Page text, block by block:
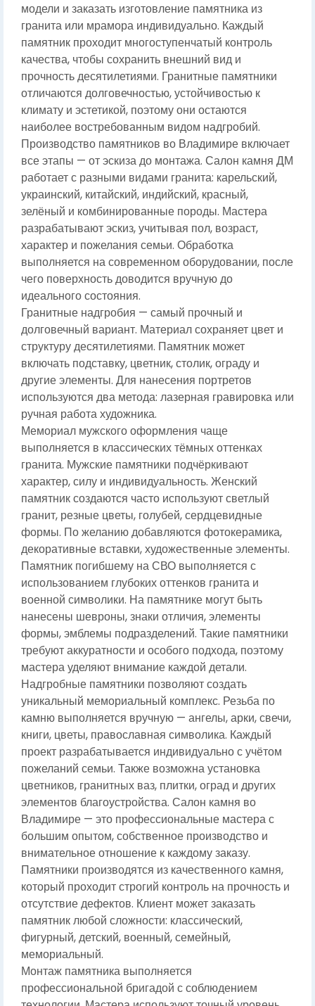
модели и заказать изготовление памятника из
гранита или мрамора индивидуально. Каждый
памятник проходит многоступенчатый контроль
качества, чтобы сохранить внешний вид и
прочность десятилетиями. Гранитные памятники
отличаются долговечностью, устойчивостью к
климату и эстетикой, поэтому они остаются
наиболее востребованным видом надгробий.
Производство памятников во Владимире включает
все этапы — от эскиза до монтажа. Салон камня ДМ
работает с разными видами гранита: карельский,
украинский, китайский, индийский, красный,
зелёный и комбинированные породы. Мастера
разрабатывают эскиз, учитывая пол, возраст,
характер и пожелания семьи. Обработка
выполняется на современном оборудовании, после
чего поверхность доводится вручную до
идеального состояния.
Гранитные надгробия — самый прочный и
долговечный вариант. Материал сохраняет цвет и
структуру десятилетиями. Памятник может
включать подставку, цветник, столик, ограду и
другие элементы. Для нанесения портретов
используются два метода: лазерная гравировка или
ручная работа художника.
Мемориал мужского оформления чаще
выполняется в классических тёмных оттенках
гранита. Мужские памятники подчёркивают
характер, силу и индивидуальность. Женский
памятник создаются часто используют светлый
гранит, резные цветы, голубей, сердцевидные
формы. По желанию добавляются фотокерамика,
декоративные вставки, художественные элементы.
Памятник погибшему на СВО выполняется с
использованием глубоких оттенков гранита и
военной символики. На памятнике могут быть
нанесены шевроны, знаки отличия, элементы
формы, эмблемы подразделений. Такие памятники
требуют аккуратности и особого подхода, поэтому
мастера уделяют внимание каждой детали.
Надгробные памятники позволяют создать
уникальный мемориальный комплекс. Резьба по
камню выполняется вручную — ангелы, арки, свечи,
книги, цветы, православная символика. Каждый
проект разрабатывается индивидуально с учётом
пожеланий семьи. Также возможна установка
цветников, гранитных ваз, плитки, оград и других
элементов благоустройства. Салон камня во
Владимире — это профессиональные мастера с
большим опытом, собственное производство и
внимательное отношение к каждому заказу.
Памятники производятся из качественного камня,
который проходит строгий контроль на прочность и
отсутствие дефектов. Клиент может заказать
памятник любой сложности: классический,
фигурный, детский, военный, семейный,
мемориальный.
Монтаж памятника выполняется
профессиональной бригадой с соблюдением